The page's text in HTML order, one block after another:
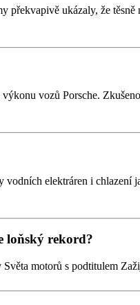
ukázaly, že
vozů Porsche.
elektráren i chlazení
loňský rekord?
motorů s podtitulem